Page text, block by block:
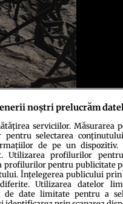
noștri prelucrăm
serviciilor. Măsurarea
selectarea
de pe un
Utilizarea profilurilor
profilurilor pentru publicitate
Înțelegerea publicului
Utilizarea datelor
de date limitate pentru a